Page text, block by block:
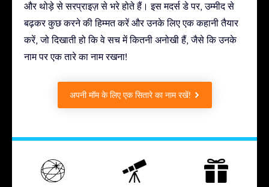
और थोड़े से सरप्राइज़ से भरे होते हैं। इस मदर्स डे पर, उम्मीद से
बढ़कर कुछ करने की हिम्मत करें और उनके लिए एक कहानी तैयार
करें, जो दिखाती हो कि वे सच में कितनी अनोखी हैं, जैसे कि उनके
नाम पर एक तारे का नाम रखना!
अपनी मॉम के लिए एक सितारे का नाम रखें!